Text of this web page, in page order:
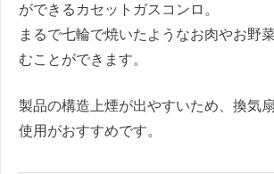
ができるカセットガスコンロ。
まるで七輪で焼いたようなお肉やお野
むことができます。
製品の構造上煙が出やすいため、換気
使用がおすすめです。